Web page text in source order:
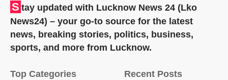
S tay updated with Lucknow News 24 (Lko
News24) – your go-to source for the latest
news, breaking stories, politics, business,
sports, and more from Lucknow.
Top Categories Recent Posts